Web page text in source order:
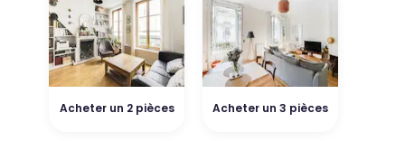
Acheter un 2 pièces Acheter un 3 pièces